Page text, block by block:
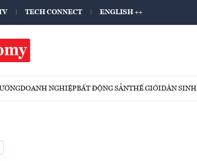
TECH CONNECT ENGLISH ++
DOANH NGHIỆPBẤT ĐỘNG SẢNTHẾ GIỚIDÂN SINH